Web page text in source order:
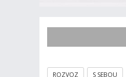
ROZVOZ S SEBOU